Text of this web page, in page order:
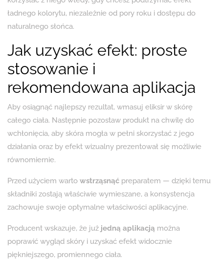
ładnego kolorytu, niezależnie od pory roku i dostępu do
naturalnego słońca.
Jak uzyskać efekt: proste
stosowanie i
rekomendowana aplikacja
Aby osiągnąć najlepszy rezultat, wmasuj eliksir w skórę
całego ciała. Następnie pozostaw produkt na chwilę do
wchłonięcia, aby skóra mogła w pełni skorzystać z jego
działania oraz by efekt wizualny prezentował się możliwie
równomiernie.
Przed użyciem warto wstrząsnąć preparatem — dzięki temu
składniki zostają właściwie wymieszane, a konsystencja
zachowuje swoje optymalne właściwości aplikacyjne.
Producent wskazuje, że już jedną aplikacją można
poprawić wygląd skóry i uzyskać efekt widocznie
piękniejszego, promiennego ciała.